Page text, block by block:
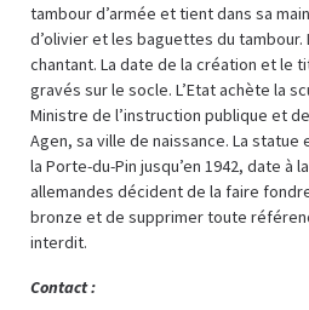
tambour d’armée et tient dans sa
d’olivier et les baguettes du tambour.
chantant. La date de la création et le
gravés sur le socle. L’Etat achète la
Ministre de l’instruction publique et
Agen, sa ville de naissance. La
la Porte-du-Pin jusqu’en 1942, date à
allemandes décident de la faire
bronze et de supprimer toute
interdit.
Contact :